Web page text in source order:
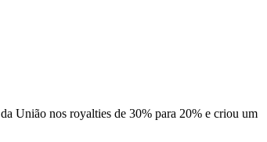
União nos royalties de 30% para 20% e criou um